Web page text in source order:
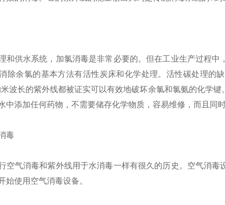
供水系统，加氯消毒是非常必要的。但在工业生产过程中
除余氯的基本方法有活性炭床和化学处理。活性碳处理的
波长的紫外线都被证实可以有效地破坏余氯和氯氨的化学
中添加任何药物，不需要储存化学物质，容易维修，而且同
毒
气消毒和紫外线用于水消毒一样有很久的历史。空气消毒
始使用空气消毒设备。